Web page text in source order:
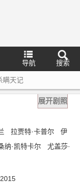
导航 搜索
瞒天记
展开剧照
拉贾特·卡普尔
伊
纳·凯特卡尔
尤盖莎·
2015